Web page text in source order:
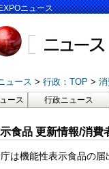
ニュース
ュース 行政：TOP
ース 行政ニュース
食品 更新情報/消費
は機能性表示食品の届